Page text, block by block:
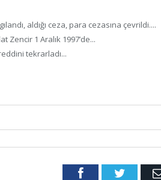
aldığı ceza, para cezasına çevrildi....
Zencir 1 Aralık 1997’de...
tekrarladı...
FacebookTwitter